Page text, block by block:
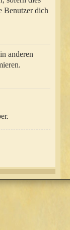
Benutzer dich
anderen